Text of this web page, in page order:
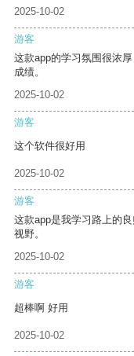
2025-10-02
游客
这款app的学习氛围很浓
成绩。
2025-10-02
游客
这个软件很好用
2025-10-02
游客
这款app是我学习路上的
视野。
2025-10-02
游客
超棒啊 好用
2025-10-02